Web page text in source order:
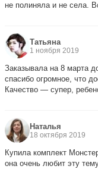
не полиняла и не села.
Татьяна
1 ноября 2019
Заказывала на 8 марта
спасибо огромное, что
Качество — супер,
Наталья
18 октября 2019
Купила комплект
она очень любит эту